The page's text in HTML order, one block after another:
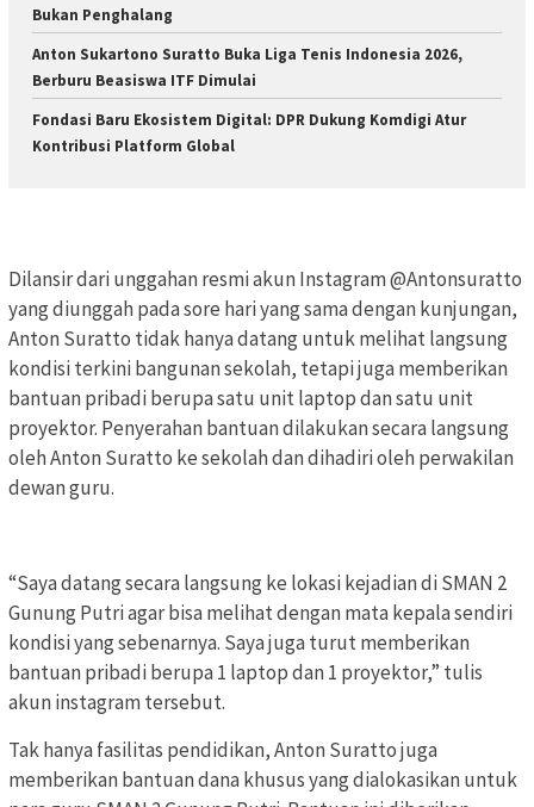
Bukan Penghalang
Anton Sukartono Suratto Buka Liga Tenis Indonesia 2026,
Berburu Beasiswa ITF Dimulai
Fondasi Baru Ekosistem Digital: DPR Dukung Komdigi Atur
Kontribusi Platform Global
Dilansir dari unggahan resmi akun Instagram @Antonsuratto
yang diunggah pada sore hari yang sama dengan kunjungan,
Anton Suratto tidak hanya datang untuk melihat langsung
kondisi terkini bangunan sekolah, tetapi juga memberikan
bantuan pribadi berupa satu unit laptop dan satu unit
proyektor. Penyerahan bantuan dilakukan secara langsung
oleh Anton Suratto ke sekolah dan dihadiri oleh perwakilan
dewan guru.
“Saya datang secara langsung ke lokasi kejadian di SMAN 2
Gunung Putri agar bisa melihat dengan mata kepala sendiri
kondisi yang sebenarnya. Saya juga turut memberikan
bantuan pribadi berupa 1 laptop dan 1 proyektor,” tulis
akun instagram tersebut.
Tak hanya fasilitas pendidikan, Anton Suratto juga
memberikan bantuan dana khusus yang dialokasikan untuk